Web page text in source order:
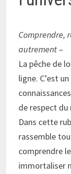
Comprendre,
autrement–
La pêche de
ligne. C’est
de respect
Dans cette
rassemble
comprendre
immortaliser